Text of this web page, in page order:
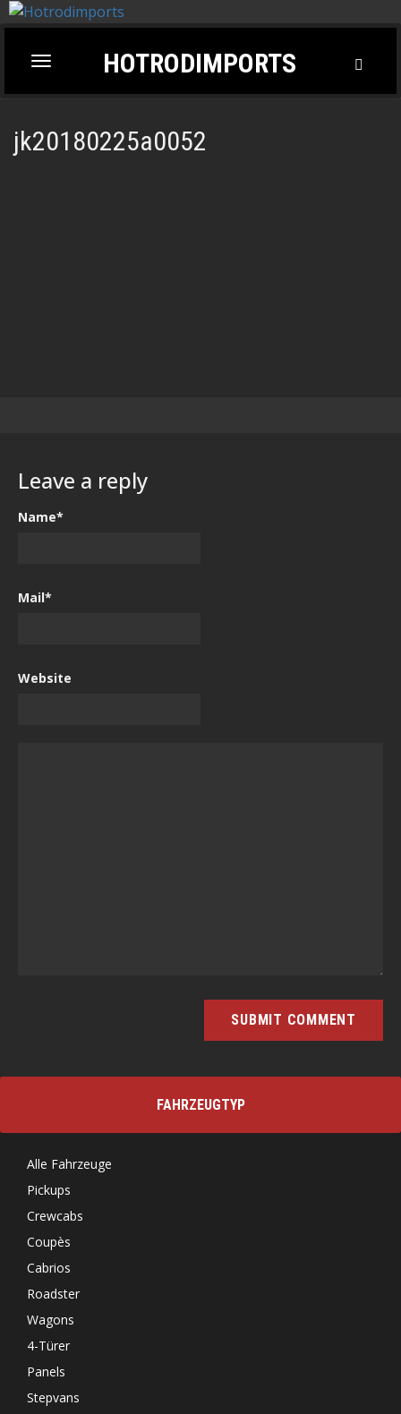
Toggle
navigation
HOTRODIMPORTS
jk20180225a0052
Leave a reply
Name*
Mail*
Website
FAHRZEUGTYP
Alle Fahrzeuge
Pickups
Crewcabs
Coupès
Cabrios
Roadster
Wagons
4-Türer
Panels
Stepvans